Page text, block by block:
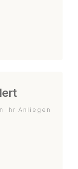
Ihr Anliegen